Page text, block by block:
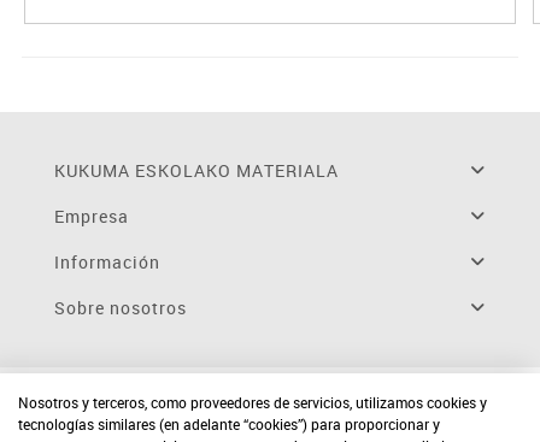
KUKUMA ESKOLAKO MATERIALA
Empresa
Información
Sobre nosotros
Nosotros y terceros, como proveedores de servicios, utilizamos cookies y
tecnologías similares (en adelante “cookies”) para proporcionar y